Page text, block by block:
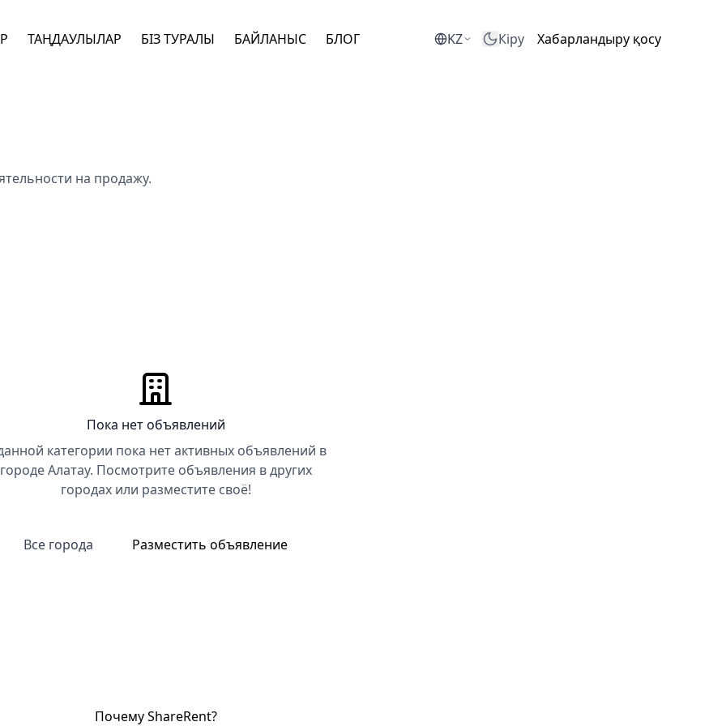
ТАҢДАУЛЫЛАР БІЗ ТУРАЛЫ БАЙЛАНЫС БЛОГ KZ Кіру Хабарландыру қосу
на продажу.
Пока нет объявлений
категории пока нет активных объявлений в
городе Алатау. Посмотрите объявления в других
городах или разместите своё!
Все города Разместить объявление
Почему ShareRent?